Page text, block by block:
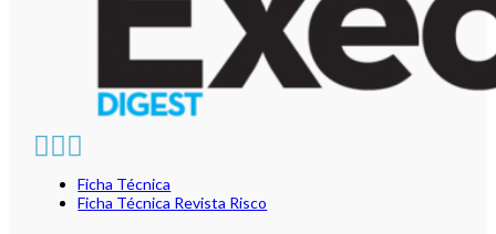
Ficha Técnica
Ficha Técnica Revista Risco